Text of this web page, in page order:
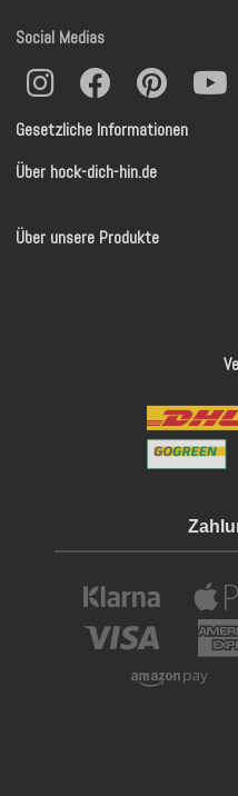
Gesetzliche Informationen
Über hock-dich-hin.de
Über unsere Produkte
Social Medias